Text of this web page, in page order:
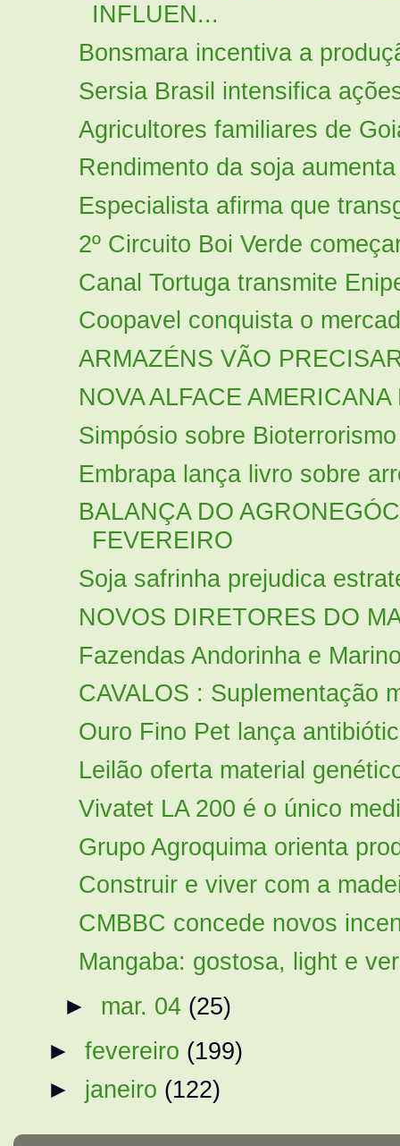
INFLUEN...
Bonsmara incentiva a
Sersia Brasil intensifica
Agricultores familiares de
Rendimento da soja
Especialista afirma que
2º Circuito Boi Verde
Canal Tortuga transmite
Coopavel conquista o
ARMAZÉNS VÃO
NOVA ALFACE
Simpósio sobre
Embrapa lança livro sobre
BALANÇA DO
FEVEREIRO
Soja safrinha prejudica
NOVOS DIRETORES DO
Fazendas Andorinha e
CAVALOS : Suplementação
Ouro Fino Pet lança
Leilão oferta material
Vivatet LA 200 é o único
Grupo Agroquima orienta
Construir e viver com a
CMBBC concede novos
Mangaba: gostosa, light e
► mar. 04 (25)
►fevereiro (199)
► janeiro (122)